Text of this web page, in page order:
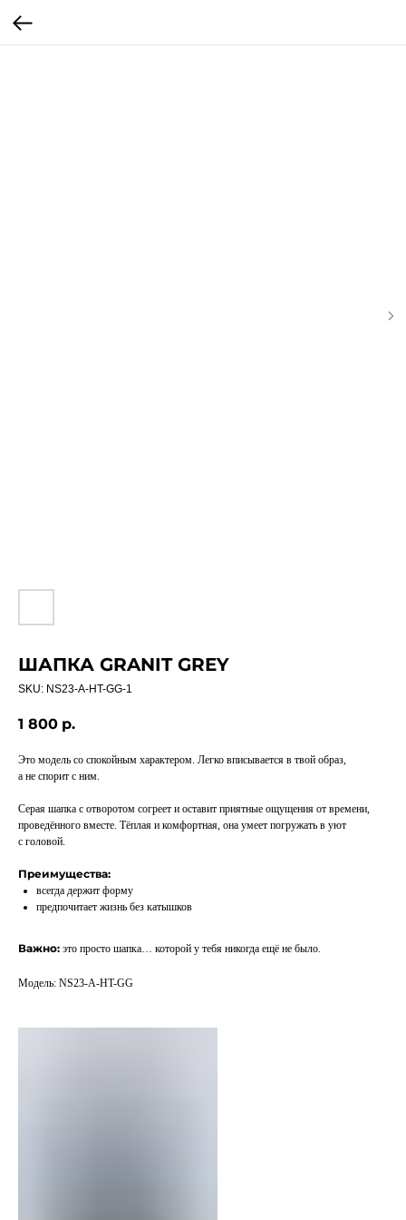
ШАПКА GRANIT GREY
SKU: NS23-A-HT-GG-1
1 800 р.
Это модель со спокойным характером. Легко вписывается в твой образ,
а не спорит с ним.
Серая шапка с отворотом согреет и оставит приятные ощущения от времени,
проведённого вместе. Тёплая и комфортная, она умеет погружать в уют
с головой.
Преимущества:
всегда держит форму
предпочитает жизнь без катышков
Важно: это просто шапка… которой у тебя никогда ещё не было.
Модель: NS23-A-HT-GG